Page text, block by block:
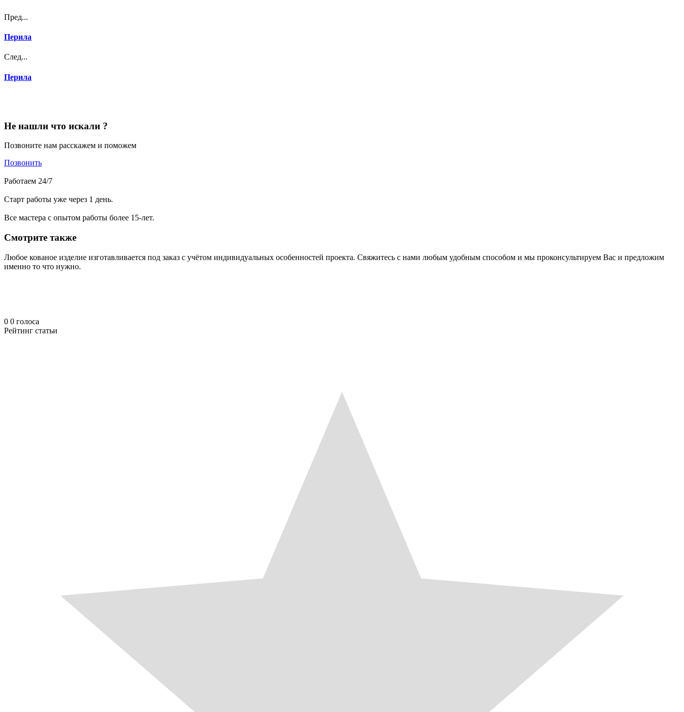
Пред...
Перила
След...
Перила
Не нашли что искали ?
Позвоните нам расскажем и поможем
Позвонить
Работаем 24/7
Старт работы уже через 1 день.
Все мастера с опытом работы более 15-лет.
Смотрите также
Любое кованое изделие изготавливается под заказ с учётом индивидуальных особенностей проекта. Свяжитесь с нами любым удобным способом и мы проконсультируем Вас и предложим
именно то что нужно.
0 0 голоса
Рейтинг статьи